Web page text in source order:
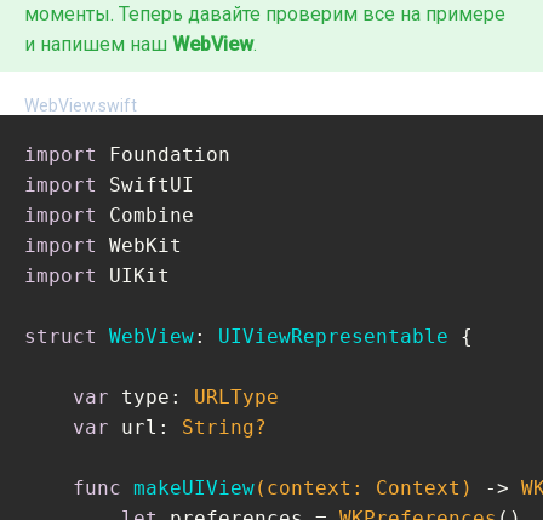
моменты. Теперь давайте проверим все на примере
и напишем наш WebView.
WebView.swift
import
import
import
import
import
UIKit
struct WebView: UIViewRepresentable {
var type: URLType
var url: String?
func makeUIView(context: Context) ->